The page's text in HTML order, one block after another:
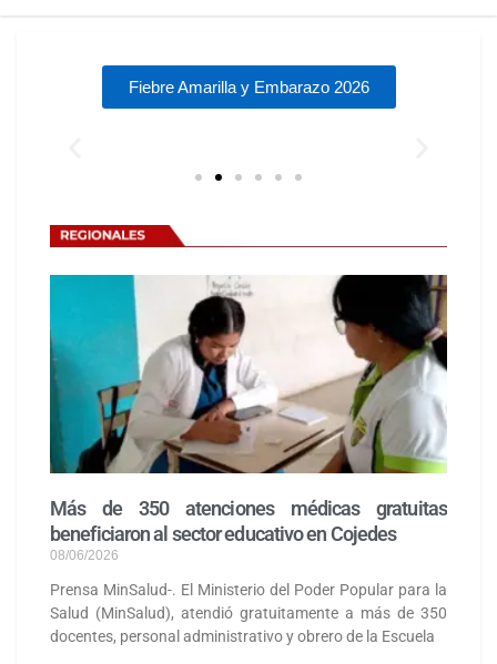
Fiebre Amarilla y Embarazo 2026
Más de 350 atenciones médicas gratuitas
beneficiaron al sector educativo en Cojedes
08/06/2026
Prensa MinSalud-. El Ministerio del Poder Popular para la
Salud (MinSalud), atendió gratuitamente a más de 350
docentes, personal administrativo y obrero de la Escuela